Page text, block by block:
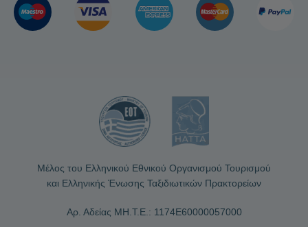
Μέλος του Ελληνικού Εθνικού Οργανισμού Τουρισμού
και Ελληνικής Ένωσης Ταξιδιωτικών Πρακτορείων
Αρ. Αδείας ΜΗ.Τ.Ε.: 1174Ε60000057000